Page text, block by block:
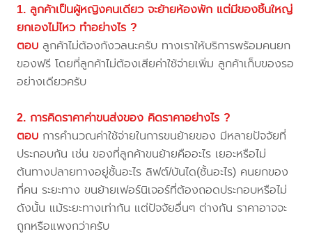
1. ลูกค้าเป็นผู้หญิงคนเดียว จะย้ายห้องพัก แต่มีของชิ้นใหญ่
ยกเองไม่ไหว ทำอย่างไร ?
ตอบ ลูกค้าไม่ต้องกังวลนะครับ ทางเราให้บริการพร้อมคนยก
ของฟรี โดยที่ลูกค้าไม่ต้องเสียค่าใช้จ่ายเพิ่ม ลูกค้าเก็บของรอ
อย่างเดียวครับ
2. การคิดราคาค่าขนส่งของ คิดราคาอย่างไร ?
ตอบ การคำนวณค่าใช้จ่ายในการขนย้ายของ มีหลายปัจจัยที่
ประกอบกัน เช่น ของที่ลูกค้าขนย้ายคืออะไร เยอะหรือไม่
ต้นทางปลายทางอยู่ชั้นอะไร ลิฟต์/บันได(ชั้นอะไร) คนยกของ
กี่คน ระยะทาง ขนย้ายเฟอร์นิเจอร์ที่ต้องถอดประกอบหรือไม่
ดังนั้น แม้ระยะทางเท่ากัน แต่ปัจจัยอื่นๆ ต่างกัน ราคาอาจจะ
ถูกหรือแพงกว่าครับ